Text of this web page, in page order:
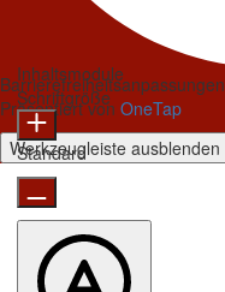
Barrierefreiheitsanpassungen
Präsentiert von OneTap
Werkzeugleiste ausblenden
Inhaltsmodule
Schriftgröße
Standard